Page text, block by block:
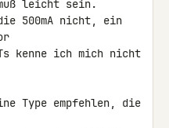
leicht sein.
500mA nicht, ein
kenne ich mich nicht
Type empfehlen, die